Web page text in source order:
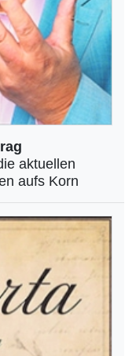
aktuellen
aufs Korn